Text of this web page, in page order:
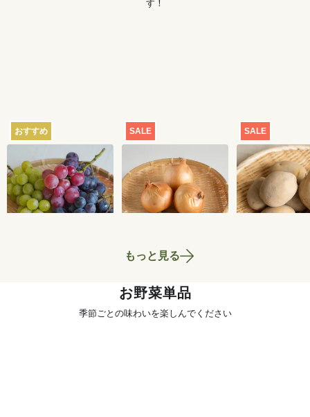
す！
おすすめ
【産地直送】葡萄畑
ふくじろうのふぞろ
い濃厚ぶどう 1.6kg
送料込 6,750円
SALE
【特別価格】玉ねぎ
1kg
700円
SALE
【特別価格】
いも（品種お
せ） 1kg
もっと見る
お野菜単品
季節ごとの味わいを楽しんでください